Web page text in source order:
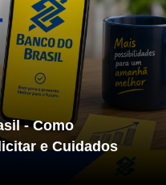
- Como
e Cuidados